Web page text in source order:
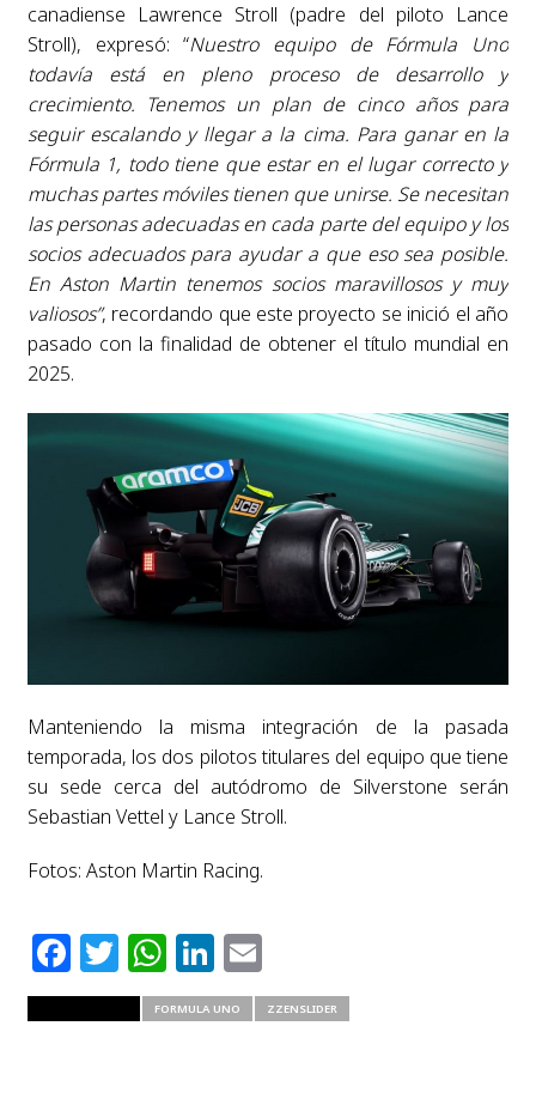
canadiense Lawrence Stroll (padre del piloto Lance
Stroll), expresó: “Nuestro equipo de Fórmula Uno
todavía está en pleno proceso de desarrollo y
crecimiento. Tenemos un plan de cinco años para
seguir escalando y llegar a la cima. Para ganar en la
Fórmula 1, todo tiene que estar en el lugar correcto y
muchas partes móviles tienen que unirse. Se necesitan
las personas adecuadas en cada parte del equipo y los
socios adecuados para ayudar a que eso sea posible.
En Aston Martin tenemos socios maravillosos y muy
valiosos”, recordando que este proyecto se inició el año
pasado con la finalidad de obtener el título mundial en
2025.
Manteniendo la misma integración de la pasada
temporada, los dos pilotos titulares del equipo que tiene
su sede cerca del autódromo de Silverstone serán
Sebastian Vettel y Lance Stroll.
Fotos: Aston Martin Racing.
Facebook
Twitter
WhatsApp
LinkedIn
Email
FORMULA UNO ZZENSLIDER